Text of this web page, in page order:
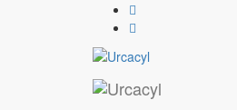
Programa
29 / 09 / 2017
Programa Encuentro